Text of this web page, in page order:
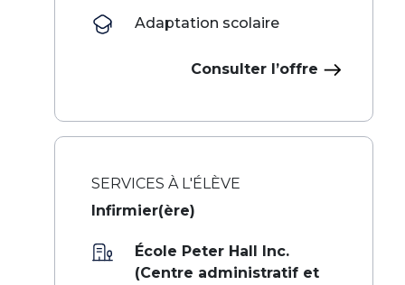
Adaptation scolaire
Consulter l’offre
SERVICES À L'ÉLÈVE
Infirmier(ère)
École Peter Hall Inc.
(Centre administratif et